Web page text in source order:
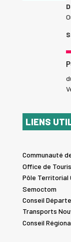
LIENS
Communauté
Office de
Pôle Territorial
Semoctom
Conseil
Transports
Conseil